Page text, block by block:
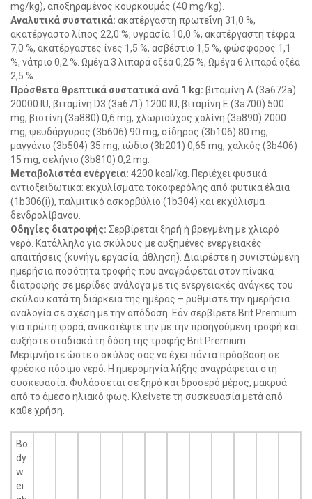
mg/kg), αποξηραμένος κουρκουμάς (40 mg/kg).
Αναλυτικά συστατικά: ακατέργαστη πρωτεΐνη 31,0 %,
ακατέργαστο λίπος 22,0 %, υγρασία 10,0 %, ακατέργαστη τέφρα
7,0 %, ακατέργαστες ίνες 1,5 %, ασβέστιο 1,5 %, φώσφορος 1,1
%, νάτριο 0,2 %. Ωμέγα 3 λιπαρά οξέα 0,25 %, Ωμέγα 6 λιπαρά οξέα
2,5 %.
Πρόσθετα θρεπτικά συστατικά ανά 1 kg: βιταμίνη A (3a672a)
20000 IU, βιταμίνη D3 (3a671) 1200 IU, βιταμίνη E (3a700) 500
mg, βιοτίνη (3a880) 0,6 mg, χλωριούχος χολίνη (3a890) 2000
mg, ψευδάργυρος (3b606) 90 mg, σίδηρος (3b106) 80 mg,
μαγγάνιο (3b504) 35 mg, ιώδιο (3b201) 0,65 mg, χαλκός (3b406)
15 mg, σελήνιο (3b810) 0,2 mg.
Μεταβολιστέα ενέργεια: 4200 kcal/kg. Περιέχει φυσικά
αντιοξειδωτικά: εκχυλίσματα τοκοφερόλης από φυτικά έλαια
(1b306(i)), παλμιτικό ασκορβύλιο (1b304) και εκχύλισμα
δενδρολίβανου.
Οδηγίες διατροφής: Σερβίρεται ξηρή ή βρεγμένη με χλιαρό
νερό. Κατάλληλο για σκύλους με αυξημένες ενεργειακές
απαιτήσεις (κυνήγι, εργασία, άθληση). Διαιρέστε η συνιστώμενη
ημερήσια ποσότητα τροφής που αναγράφεται στον πίνακα
διατροφής σε μερίδες ανάλογα με τις ενεργειακές ανάγκες του
σκύλου κατά τη διάρκεια της ημέρας – ρυθμίστε την ημερήσια
αναλογία σε σχέση με την απόδοση. Εάν σερβίρετε Brit Premium
για πρώτη φορά, ανακατέψτε την με την προηγούμενη τροφή και
αυξήστε σταδιακά τη δόση της τροφής Brit Premium.
Μεριμνήστε ώστε ο σκύλος σας να έχει πάντα πρόσβαση σε
φρέσκο πόσιμο νερό. Η ημερομηνία λήξης αναγράφεται στη
συσκευασία. Φυλάσσεται σε ξηρό και δροσερό μέρος, μακρυά
από το άμεσο ηλιακό φως. Κλείνετε τη συσκευασία μετά από
κάθε χρήση.
Bo
dy
w
ei